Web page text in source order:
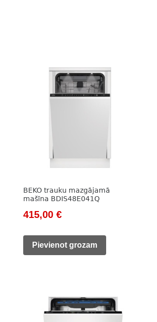
BEKO trauku mazgājamā
mašīna BDIS48E041Q
Original
was:
415,00€Current
is:
Pievienot grozam